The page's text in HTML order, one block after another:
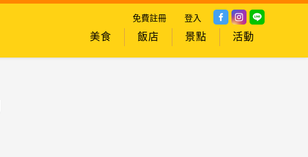
免費註冊 登入
美食 飯店 景點 活動